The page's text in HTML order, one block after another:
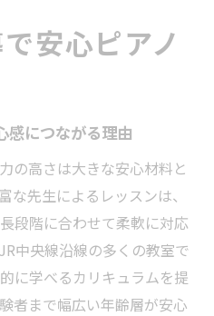
安心ピアノ
感につながる理由
の高さは大きな安心材料と
な先生によるレッスンは、
段階に合わせて柔軟に対応
中央線沿線の多くの教室で
に学べるカリキュラムを提
者まで幅広い年齢層が安心